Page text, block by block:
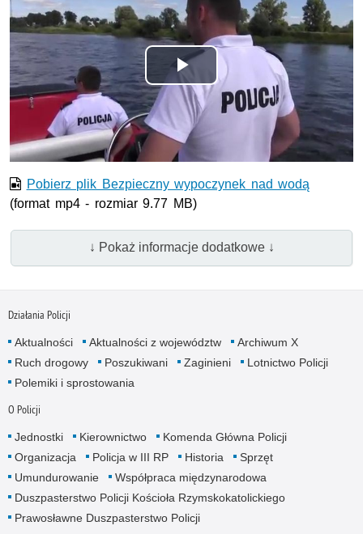
Odtwórz
wideo
Pobierz plik Bezpieczny wypoczynek nad wodą
(format mp4 - rozmiar 9.77 MB)
↓ Pokaż informacje dodatkowe ↓
Działania Policji
Aktualności Aktualności z województw
Archiwum X
Ruch drogowy
Poszukiwani Zaginieni
Lotnictwo Policji
Polemiki i sprostowania
O Policji
Jednostki Kierownictwo
Komenda Główna Policji
Organizacja
Policja w III RP Historia
Sprzęt
Umundurowanie
Współpraca międzynarodowa
Duszpasterstwo Policji Kościoła Rzymskokatolickiego
Prawosławne Duszpasterstwo Policji